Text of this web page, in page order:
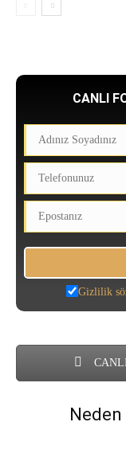
CANLI
Gizlilik
Neden